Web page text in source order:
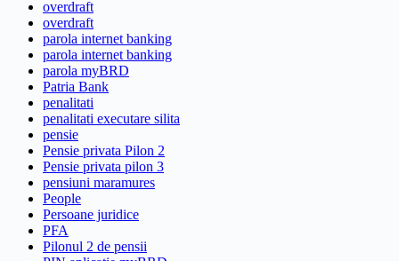
overdraft
overdraft
parola internet banking
parola internet banking
parola myBRD
Patria Bank
penalitati
penalitati executare silita
pensie
Pensie privata Pilon 2
Pensie privata pilon 3
pensiuni maramures
People
Persoane juridice
PFA
Pilonul 2 de pensii